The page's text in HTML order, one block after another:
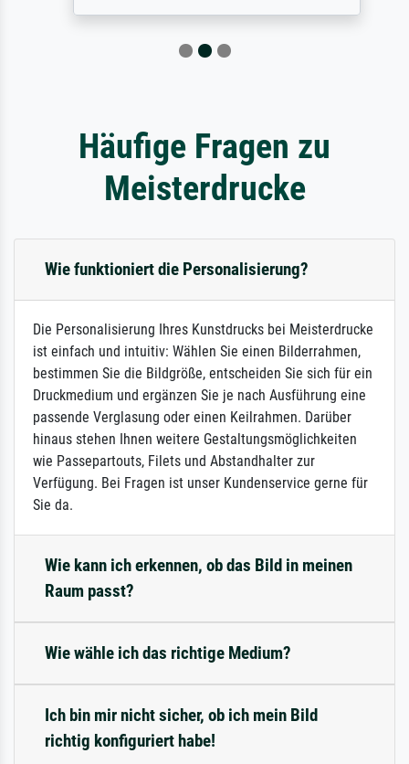
Häufige Fragen zu
Meisterdrucke
Wie funktioniert die Personalisierung?
Die Personalisierung Ihres Kunstdrucks bei Meisterdrucke
ist einfach und intuitiv: Wählen Sie einen Bilderrahmen,
bestimmen Sie die Bildgröße, entscheiden Sie sich für ein
Druckmedium und ergänzen Sie je nach Ausführung eine
passende Verglasung oder einen Keilrahmen. Darüber
hinaus stehen Ihnen weitere Gestaltungsmöglichkeiten
wie Passepartouts, Filets und Abstandhalter zur
Verfügung. Bei Fragen ist unser Kundenservice gerne für
Sie da.
Wie kann ich erkennen, ob das Bild in meinen
Raum passt?
Wie wähle ich das richtige Medium?
Ich bin mir nicht sicher, ob ich mein Bild
richtig konfiguriert habe!